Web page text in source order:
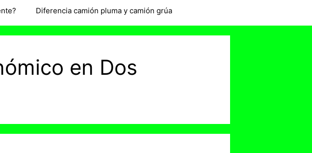
Diferencia camión pluma y camión grúa
en Dos